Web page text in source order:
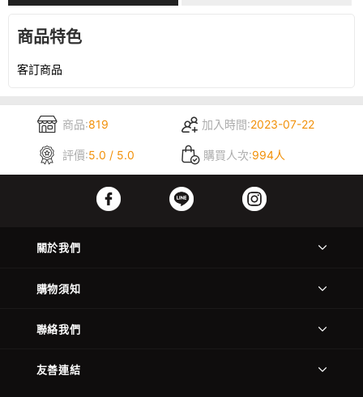
商品特色
客訂商品
商品:819 加入時間:2023-07-22
評價:5.0 / 5.0 購買人次:994人
關於我們
購物須知
聯絡我們
友善連結